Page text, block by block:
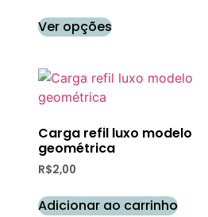
Ver opções
Carga refil luxo modelo
geométrica
R$2,00
Adicionar ao carrinho